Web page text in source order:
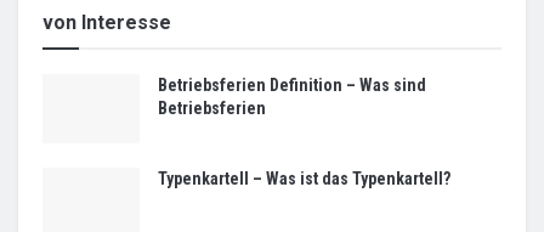
von Interesse
Betriebsferien Definition – Was sind
Betriebsferien
Typenkartell – Was ist das Typenkartell?